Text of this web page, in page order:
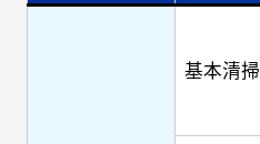
基本清掃